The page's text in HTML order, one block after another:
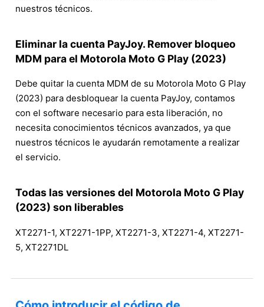
nuestros técnicos.
Eliminar la cuenta PayJoy. Remover bloqueo
MDM para el Motorola Moto G Play (2023)
Debe quitar la cuenta MDM de su Motorola Moto G Play
(2023) para desbloquear la cuenta PayJoy, contamos
con el software necesario para esta liberación, no
necesita conocimientos técnicos avanzados, ya que
nuestros técnicos le ayudarán remotamente a realizar
el servicio.
Todas las versiones del Motorola Moto G Play
(2023) son liberables
XT2271-1, XT2271-1PP, XT2271-3, XT2271-4, XT2271-
5, XT2271DL